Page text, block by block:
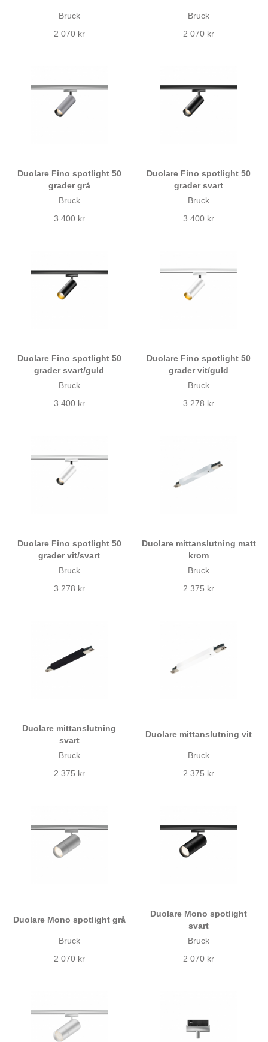
Bruck
2 070 kr
Bruck
2 070 kr
Duolare Fino spotlight 50
grader grå
Bruck
3 400 kr
Duolare Fino spotlight 50
grader svart
Bruck
3 400 kr
Duolare Fino spotlight 50
grader svart/guld
Bruck
3 400 kr
Duolare Fino spotlight 50
grader vit/guld
Bruck
3 278 kr
Duolare Fino spotlight 50
grader vit/svart
Bruck
3 278 kr
Duolare mittanslutning matt
krom
Bruck
2 375 kr
Duolare mittanslutning
svart
Bruck
2 375 kr
Duolare mittanslutning vit
Bruck
2 375 kr
Duolare Mono spotlight grå
Bruck
2 070 kr
Duolare Mono spotlight
svart
Bruck
2 070 kr